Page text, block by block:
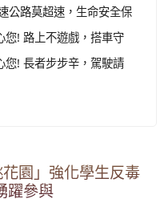
公路莫超速，生命安全保
您! 路上不遊戲，搭車守
您! 長者步步辛，駕駛請
花園」強化學生反毒
躍參與